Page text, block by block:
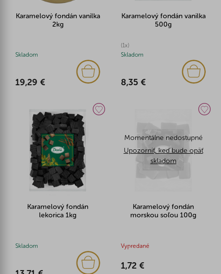
Karamelový fondán vanilka
2kg
Skladom
19,29 €
Karamelový fondán vanilka
500g
(1x)
Skladom
8,35 €
Karamelový fondán
lekorica 1kg
Skladom
Momentálne nedostupné
Upozorniť, keď bude opäť
skladom
Karamelový fondán
morskou soľou 100g
Vypredané
1,72 €